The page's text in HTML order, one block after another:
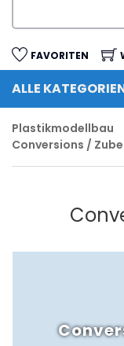
FAVORITEN
ALLE
Plastikmodellbau
Conversions /